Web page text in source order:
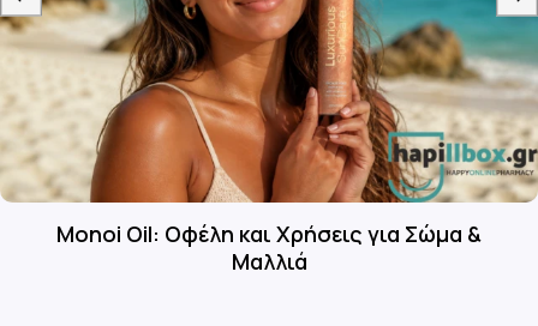
Monoi Oil: Οφέλη και Χρήσεις για Σώμα &
Μαλλιά